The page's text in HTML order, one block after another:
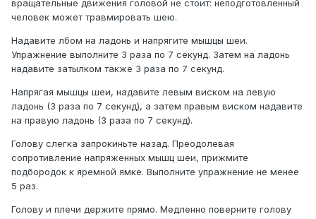
вращательные движения головой не стоит: неподготовленный
человек может травмировать шею.
Надавите лбом на ладонь и напрягите мышцы шеи.
Упражнение выполните 3 раза по 7 секунд. Затем на ладонь
надавите затылком также 3 раза по 7 секунд.
Напрягая мышцы шеи, надавите левым виском на левую
ладонь (3 раза по 7 секунд), а затем правым виском надавите
на правую ладонь (3 раза по 7 секунд).
Голову слегка запрокиньте назад. Преодолевая
сопротивление напряженных мышц шеи, прижмите
подбородок к яремной ямке. Выполните упражнение не менее
5 раз.
Голову и плечи держите прямо. Медленно поверните голову